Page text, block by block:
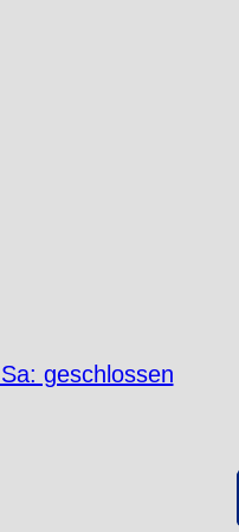
geschlossen